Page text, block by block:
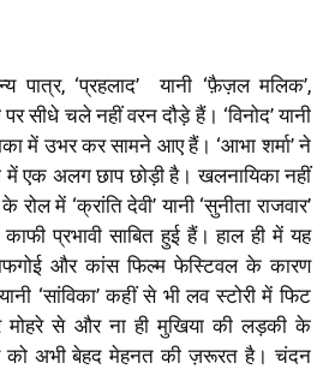
पात्र, ‘प्रहलाद’
यानी ‘फ़ैज़ल मलिक’,
सीधे चले नहीं वरन दौड़े हैं। ‘विनोद’ यानी
में उभर कर सामने आए हैं। ‘आभा शर्मा’ ने
में एक अलग छाप छोड़ी है। खलनायिका नहीं
में ‘क्रांति देवी’ यानी ‘सुनीता राजवार’
प्रभावी साबित हुई हैं। हाल ही में यह
और कांस फिल्म फेस्टिवल के कारण
‘सांविका’ कहीं से भी लव स्टोरी में फिट
मोहरे से और ना ही मुखिया की लड़की के
को अभी बेहद मेहनत की ज़रूरत है। चंदन